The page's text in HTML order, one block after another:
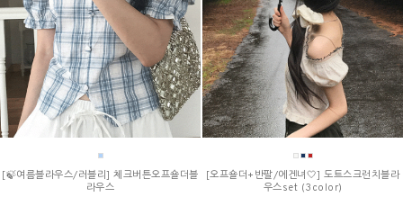
[🍃여름블라우스/러블리] 체크버튼오프숄더블
라우스
[오프숄더+반팔/에겐녀🤍] 도트스크런치블라
우스set (3color)